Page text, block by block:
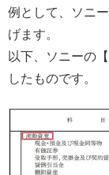
例として、ソニ
げます。
以下、ソニーの
したものです。